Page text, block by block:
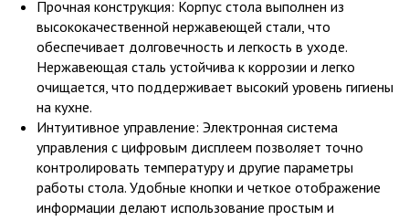
Прочная конструкция: Корпус стола выполнен из
высококачественной нержавеющей стали, что
обеспечивает долговечность и легкость в уходе.
Нержавеющая сталь устойчива к коррозии и легко
очищается, что поддерживает высокий уровень гигиены
на кухне.
Интуитивное управление: Электронная система
управления с цифровым дисплеем позволяет точно
контролировать температуру и другие параметры
работы стола. Удобные кнопки и четкое отображение
информации делают использование простым и